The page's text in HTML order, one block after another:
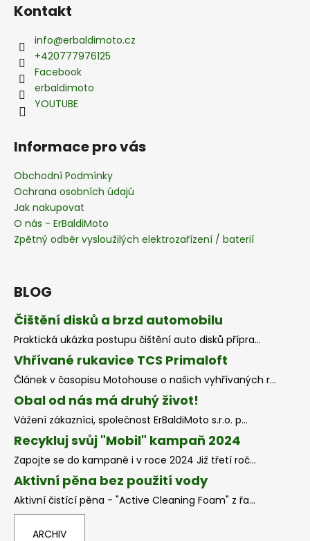
Kontakt
info@erbaldimoto.cz
+420777976125
Facebook
erbaldimoto
YOUTUBE
Informace pro vás
Obchodní Podmínky
Ochrana osobních údajú
Jak nakupovat
O nás - ErBaldiMoto
Zpětný odběr vysloužilých elektrozařízení / baterií
BLOG
Čištění disků a brzd automobilu
Praktická ukázka postupu čištění auto disků přípra...
Vhřívané rukavice TCS Primaloft
Článek v časopisu Motohouse o našich vyhřívaných r...
Obal od nás má druhý život!
Vážení zákazníci, společnost ErBaldiMoto s.r.o. p...
Recykluj svůj "Mobil" kampaň 2024
Zapojte se do kampaně i v roce 2024 Již třetí roč...
Aktivní pěna bez použití vody
Aktivní čistící pěna - "Active Cleaning Foam" z řa...
ARCHIV